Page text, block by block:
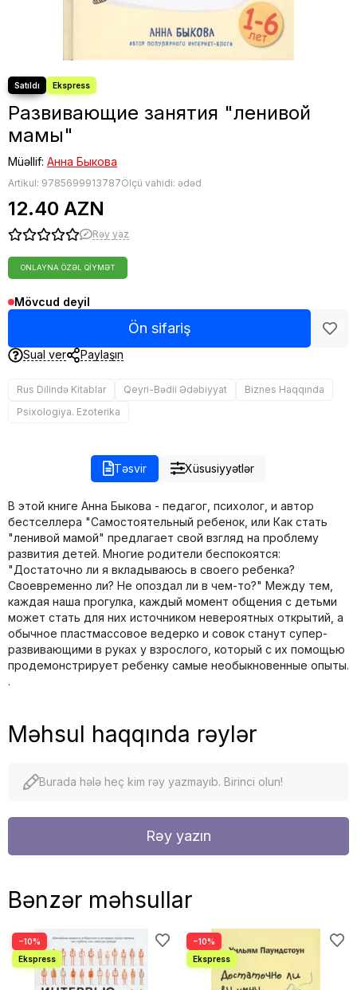
Развивающие занятия "ленивой
мамы"
Müəllif: Анна Быкова
Artikul: 9785699913787Ölçü vahidi: ədəd
12.40 AZN
Rəy yaz
ONLAYNA ÖZƏL QIYMƏT
Mövcud deyil
Ön sifariş
Sual ver Paylaşın
Rus Dilində Kitablar Qeyri-Bədii Ədəbiyyat
Biznes Haqqında
Psixologiya. Ezoterika
Təsvir Xüsusiyyətlər
В этой книге Анна Быкова - педагог, психолог, и автор
бестселлера "Самостоятельный ребенок, или Как стать
"ленивой мамой" предлагает свой взгляд на проблему
развития детей. Многие родители беспокоятся:
"Достаточно ли я вкладываюсь в своего ребенка?
Своевременно ли? Не опоздал ли в чем-то?" Между тем,
каждая наша прогулка, каждый момент общения с детьми
может стать для них источником невероятных открытий, а
обычное пластмассовое ведерко и совок станут супер-
развивающими в руках у взрослого, который с их помощью
продемонстрирует ребенку самые необыкновенные опыты.
.
Məhsul haqqında rəylər
Burada hələ heç kim rəy yazmayıb. Birinci olun!
Rəy yazın
Bənzər məhsullar
−10% −10%